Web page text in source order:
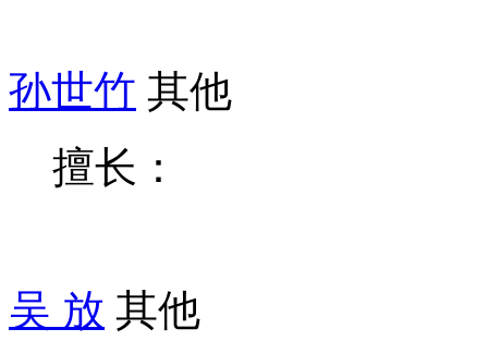
孙世竹 其他
擅长：
吴 放 其他